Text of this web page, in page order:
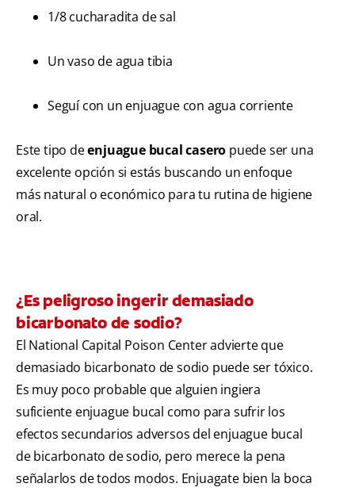
1/8 cucharadita de sal
Un vaso de agua tibia
Seguí con un enjuague con agua corriente
Este tipo deenjuague bucal casero puede ser una
excelente opción si estás buscando un enfoque
más natural o económico para tu rutina de higiene
oral.
¿Es peligroso ingerir demasiado
bicarbonato de sodio?
El National Capital Poison Center advierte que
demasiado bicarbonato de sodio puede ser tóxico.
Es muy poco probable que alguien ingiera
suficiente enjuague bucal como para sufrir los
efectos secundarios adversos del enjuague bucal
de bicarbonato de sodio, pero merece la pena
señalarlos de todos modos. Enjuagate bien la boca